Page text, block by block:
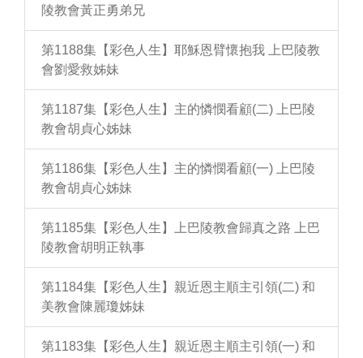
陵教會黃正勇弟兄
第1188集【彩色人生】耶穌恩臂懷抱我 上巴陵教
會劉愛救姊妹
第1187集【彩色人生】主的憐憫看顧(二) 上巴陵
教會胡貞心姊妹
第1186集【彩色人生】主的憐憫看顧(一) 上巴陵
教會胡貞心姊妹
第1185集【彩色人生】上巴陵教會歸真之路 上巴
陵教會胡明正執事
第1184集【彩色人生】親近恩主順主引領(二) 和
美教會陳麗瓊姊妹
第1183集【彩色人生】親近恩主順主引領(一) 和